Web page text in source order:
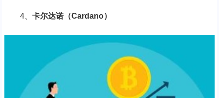
4、 卡尔达诺（Cardano）